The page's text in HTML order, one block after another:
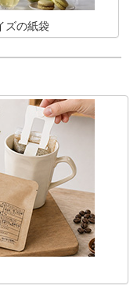
ズの紙袋